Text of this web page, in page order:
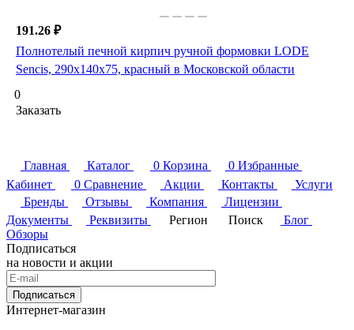
191.26 ₽
Полнотелый печной кирпич ручной формовки LODE
Sencis, 290х140х75, красный в Московской области
0
Заказать
Главная Каталог 0 Корзина 0 Избранные
Кабинет
0 Сравнение Акции Контакты
Услуги
Бренды
Отзывы Компания
Лицензии
Документы
Реквизиты Регион Поиск
Блог
Обзоры
Подписаться
на новости и акции
Подписаться
Интернет-магазин